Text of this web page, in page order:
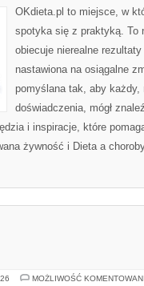
OKdieta.pl to miejsce, w
spotyka się z praktyką. To
obiecuje nierealne
nastawiona na osiągalne
pomyślana tak, aby każdy,
doświadczenia, mógł
i inspiracje, które
żywność i Dieta a
MOŻLIWOŚĆ